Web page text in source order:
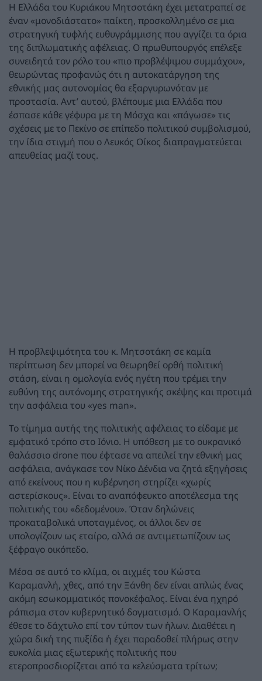
Η Ελλάδα του Κυριάκου Μητσοτάκη έχει μετατραπεί σε
έναν «μονοδιάστατο» παίκτη, προσκολλημένο σε μια
στρατηγική τυφλής ευθυγράμμισης που αγγίζει τα όρια
της διπλωματικής αφέλειας. Ο πρωθυπουργός επέλεξε
συνειδητά τον ρόλο του «πιο προβλέψιμου συμμάχου»,
θεωρώντας προφανώς ότι η αυτοκατάργηση της
εθνικής μας αυτονομίας θα εξαργυρωνόταν με
προστασία. Αντ’ αυτού, βλέπουμε μια Ελλάδα που
έσπασε κάθε γέφυρα με τη Μόσχα και «πάγωσε» τις
σχέσεις με το Πεκίνο σε επίπεδο πολιτικού συμβολισμού,
την ίδια στιγμή που ο Λευκός Οίκος διαπραγματεύεται
απευθείας μαζί τους.
Η προβλεψιμότητα του κ. Μητσοτάκη σε καμία
περίπτωση δεν μπορεί να θεωρηθεί ορθή πολιτική
στάση, είναι η ομολογία ενός ηγέτη που τρέμει την
ευθύνη της αυτόνομης στρατηγικής σκέψης και προτιμά
την ασφάλεια του «yes man».
Το τίμημα αυτής της πολιτικής αφέλειας το είδαμε με
εμφατικό τρόπο στο Ιόνιο. Η υπόθεση με το ουκρανικό
θαλάσσιο drone που έφτασε να απειλεί την εθνική μας
ασφάλεια, ανάγκασε τον Νίκο Δένδια να ζητά εξηγήσεις
από εκείνους που η κυβέρνηση στηρίζει «χωρίς
αστερίσκους». Είναι το αναπόφευκτο αποτέλεσμα της
πολιτικής του «δεδομένου». Όταν δηλώνεις
προκαταβολικά υποταγμένος, οι άλλοι δεν σε
υπολογίζουν ως εταίρο, αλλά σε αντιμετωπίζουν ως
ξέφραγο οικόπεδο.
Μέσα σε αυτό το κλίμα, οι αιχμές του Κώστα
Καραμανλή, χθες, από την Ξάνθη δεν είναι απλώς ένας
ακόμη εσωκομματικός πονοκέφαλος. Είναι ένα ηχηρό
ράπισμα στον κυβερνητικό δογματισμό. Ο Καραμανλής
έθεσε το δάχτυλο επί τον τύπον των ήλων. Διαθέτει η
χώρα δική της πυξίδα ή έχει παραδοθεί πλήρως στην
ευκολία μιας εξωτερικής πολιτικής που
ετεροπροσδιορίζεται από τα κελεύσματα τρίτων;